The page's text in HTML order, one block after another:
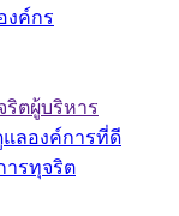
งค์กร
ริตผู้บริหาร
ลองค์การที่ดี
ารทุจริต